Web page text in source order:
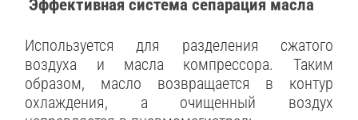
Эффективная система сепарация масла
Используется для разделения сжатого
воздуха и масла компрессора. Таким
образом, масло возвращается в контур
охлаждения, а очищенный воздух